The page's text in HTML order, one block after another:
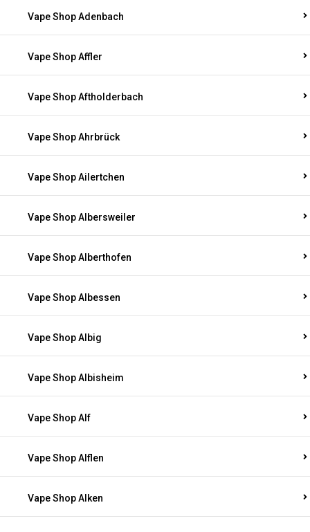
Vape Shop Adenbach
Vape Shop Affler
Vape Shop Aftholderbach
Vape Shop Ahrbrück
Vape Shop Ailertchen
Vape Shop Albersweiler
Vape Shop Alberthofen
Vape Shop Albessen
Vape Shop Albig
Vape Shop Albisheim
Vape Shop Alf
Vape Shop Alflen
Vape Shop Alken